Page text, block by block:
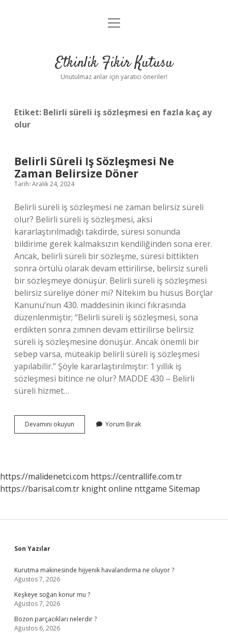
Anasayfa
Yasal Uyarı
menüyü
Etkinlik Fikir Kutusu
Unutulmaz anlar için yaratıcı öneriler!
Etiket: Belirli süreli iş sözleşmesi en fazla kaç ay
olur
Belirli Süreli Iş Sözleşmesi Ne
Zaman Belirsize Döner
Tarih: Aralık 24, 2024
Belirli süreli iş sözleşmesi ne zaman belirsiz süreli
olur? Belirli süreli iş sözleşmesi, aksi
kararlaştırılmadığı takdirde, süresi sonunda
bildirime gerek kalmaksızın kendiliğinden sona erer.
Ancak, belirli süreli bir sözleşme, süresi bittikten
sonra örtülü olarak devam ettirilirse, belirsiz süreli
bir sözleşmeye dönüşür. Belirli süreli iş sözleşmesi
belirsiz süreliye döner mi? Nitekim bu husus Borçlar
Kanunu’nun 430. maddesinin ikinci fıkrasında
düzenlenmiştir; “Belirli süreli iş sözleşmesi, sona
erdikten sonra zımnen devam ettirilirse belirsiz
süreli iş sözleşmesine dönüşür. Ancak önemli bir
sebep varsa, müteakip belirli süreli iş sözleşmesi
yapılabilir.” Şöyle kararlaştırılmıştır: 1 yıllık iş
sözleşmesi bitince ne olur? MADDE 430 – Belirli
süreli hizmet…
Devamını okuyun
Süreli
Belirsize
Döner
Yorum Bırak
https://malidenetci.com https://centrallife.com.tr
https://barisal.com.tr knight online nttgame Sitemap
Sidebar
Son Yazılar
Kurutma makinesinde hijyenik havalandırma ne oluyor ?
Ağustos 7, 2026
Keşkeye soğan konur mu ?
Ağustos 7, 2026
Bozon parçacıkları nelerdir ?
Ağustos 6, 2026